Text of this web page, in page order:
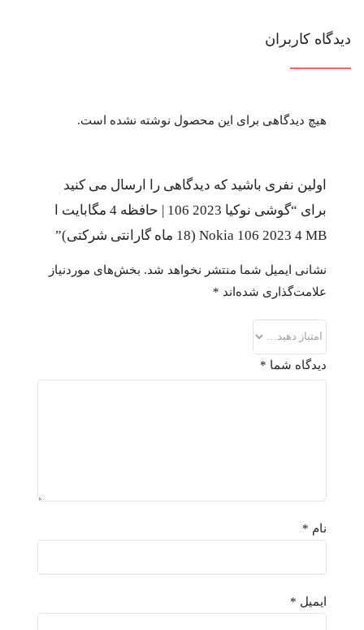
دیدگاه کاربران
هیچ دیدگاهی برای این محصول نوشته نشده است.
اولین نفری باشید که دیدگاهی را ارسال می کنید
برای “گوشی نوکیا 2023 106 | حافظه 4 مگابایت ا
Nokia 106 2023 4 MB (18 ماه گارانتی شرکتی)”
نشانی ایمیل شما منتشر نخواهد شد. بخش‌های موردنیاز
علامت‌گذاری شده‌اند *
دیدگاه شما *
نام *
ایمیل *